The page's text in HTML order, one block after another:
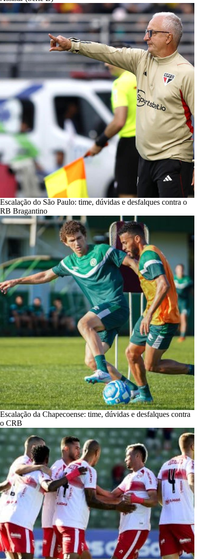
Escalação do São Paulo: time, dúvidas e desfalques contra o
RB Bragantino
Escalação da Chapecoense: time, dúvidas e desfalques contra
o CRB